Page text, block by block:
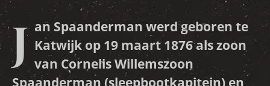
J an Spaanderman werd geboren te
Katwijk op 19 maart 1876 als zoon
van Cornelis Willemszoon
Spaanderman (sleepbootkapitein) en